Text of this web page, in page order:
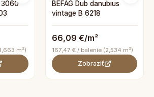
3060
m²)
BEFAG Dub danubius
vintage B 6218
66,09 €/m²
167,47 € / balenie (2,534 m²)
Zobraziť